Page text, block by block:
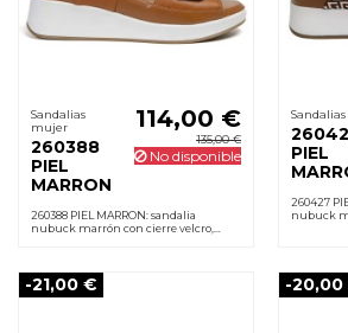
Sandalias
mujer
260388
PIEL
MARRON
114,00 €
135,00 €
No disponible
260388 PIEL MARRON: sandalia
nubuck marrón con cierre velcro,
PIEL
260427
nubuck
-21,00 € -20,00